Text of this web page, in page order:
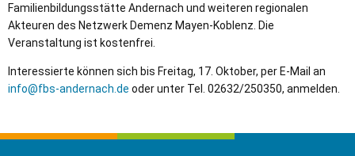
Familienbildungsstätte Andernach und weiteren regionalen
Akteuren des Netzwerk Demenz Mayen-Koblenz. Die
Veranstaltung ist kostenfrei.
Interessierte können sich bis Freitag, 17. Oktober, per E-Mail an
info@fbs-andernach.de oder unter Tel. 02632/250350, anmelden.